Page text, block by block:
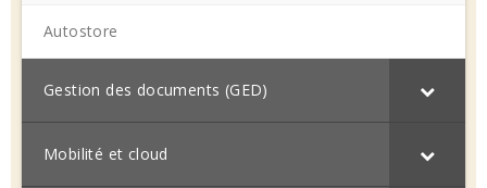
Autostore
Gestion des documents (GED)
Mobilité et cloud